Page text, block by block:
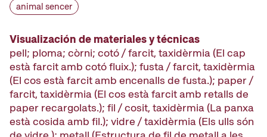
animal sencer
Visualización de materiales y técnicas
pell; ploma; còrni; cotó / farcit, taxidèrmia (El cap
està farcit amb cotó fluix.); fusta / farcit, taxidèrmia
(El cos està farcit amb encenalls de fusta.); paper /
farcit, taxidèrmia (El cos està farcit amb retalls de
paper recargolats.); fil / cosit, taxidèrmia (La panxa
està cosida amb fil.); vidre / taxidèrmia (Els ulls són